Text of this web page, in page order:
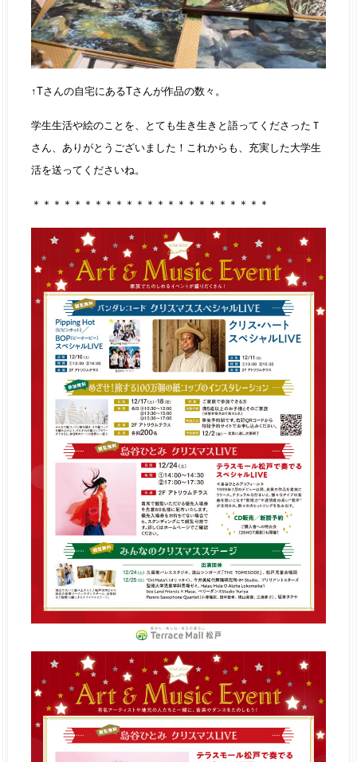
↑Tさんの自宅にあるTさんが作品の数々。
学生生活や絵のことを、とても生き生きと語ってくださったＴ
さん、ありがとうございました！これからも、充実した大学生
活を送ってくださいね。
＊＊＊＊＊＊＊＊＊＊＊＊＊＊＊＊＊＊＊＊＊＊＊